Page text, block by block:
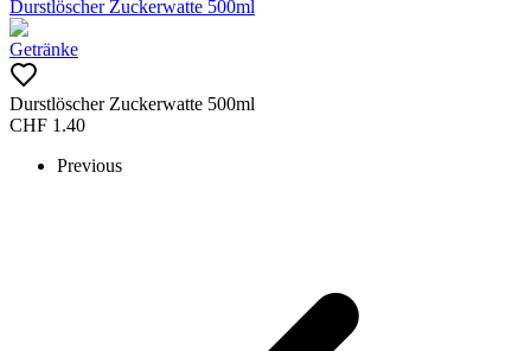
Durstlöscher Zuckerwatte 500ml
Getränke
Durstlöscher Zuckerwatte 500ml
CHF 1.40
Previous